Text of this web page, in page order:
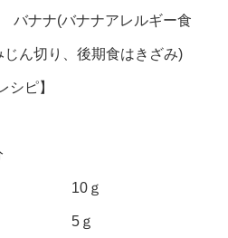
ナナ(バナナアレルギー食
ん切り、後期食はきざみ)
シピ】
10ｇ
5ｇ